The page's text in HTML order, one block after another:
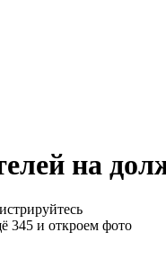
на
345 и откроем фото